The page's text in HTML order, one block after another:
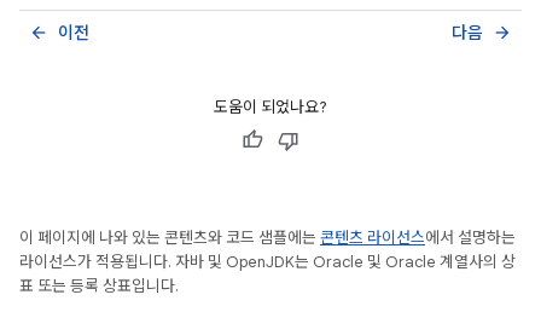
이전
arrow_back 다음 arrow_forward
도움이 되었나요?
이 페이지에 나와 있는 콘텐츠와 코드 샘플에는 콘텐츠 라이선스에서 설명하는
라이선스가 적용됩니다. 자바 및 OpenJDK는 Oracle 및 Oracle 계열사의 상
표 또는 등록 상표입니다.